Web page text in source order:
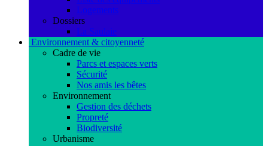
Logements
Dossiers
La Saulaie
Environnement & citoyenneté
Cadre de vie
Parcs et espaces verts
Sécurité
Nos amis les bêtes
Environnement
Gestion des déchets
Propreté
Biodiversité
Urbanisme